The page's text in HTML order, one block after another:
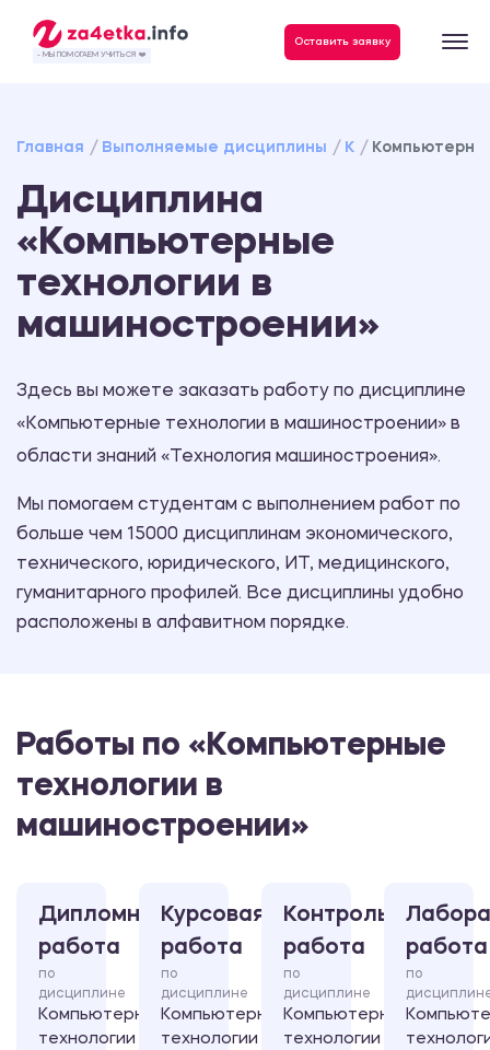
- МЫ ПОМОГАЕМ УЧИТЬСЯ ❤️
Оставить заявку
Главная Выполняемые дисциплины К
Дисциплина
«Компьютерные
технологии в
машиностроении»
Здесь вы можете заказать работу по дисциплине
«Компьютерные технологии в машиностроении» в
области знаний «Технология машиностроения».
Мы помогаем студентам с выполнением работ по
больше чем 15000 дисциплинам экономического,
технического, юридического, ИТ, медицинского,
гуманитарного профилей. Все дисциплины удобно
расположены в алфавитном порядке.
Работы по «Компьютерные
технологии в
машиностроении»
Дипломная
работа
по
дисциплине
Компьютерные
технологии
Курсовая
работа
по
дисциплине
Компьютерные
технологии
Контрольная
работа
по
дисциплине
Компьютерные
технологии
работа
по